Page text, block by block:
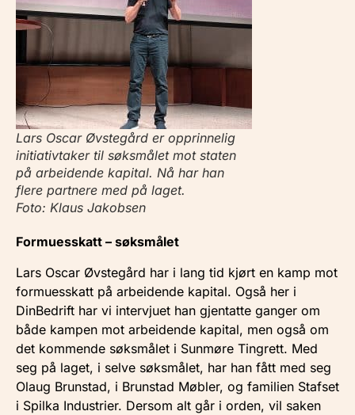
Lars Oscar Øvstegård er opprinnelig
initiativtaker til søksmålet mot staten
på arbeidende kapital. Nå har han
flere partnere med på laget.
Foto: Klaus Jakobsen
Formuesskatt – søksmålet
Lars Oscar Øvstegård har i lang tid kjørt en kamp mot
formuesskatt på arbeidende kapital. Også her i
DinBedrift har vi intervjuet han gjentatte ganger om
både kampen mot arbeidende kapital, men også om
det kommende søksmålet i Sunmøre Tingrett. Med
seg på laget, i selve søksmålet, har han fått med seg
Olaug Brunstad, i Brunstad Møbler, og familien Stafset
i Spilka Industrier. Dersom alt går i orden, vil saken